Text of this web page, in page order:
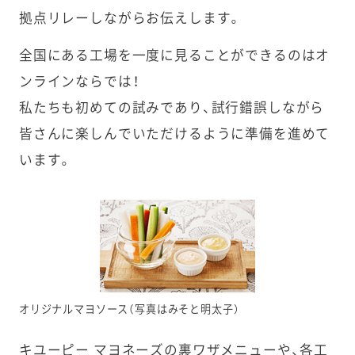
拠点リレーしながらお伝えします。
全国にある工場を一度に見ることができるのはオ
ンラインならでは！
私たちも初めての試みであり、試行錯誤しながら
皆さんに楽しんでいただけるように準備を進めて
います。
オリジナルマヨソース（写真はみそと明太子）
キユーピー マヨネーズの裏ワザメニューや、各工